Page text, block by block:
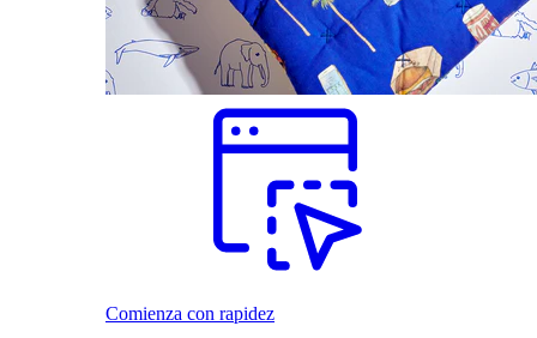
Comienza con rapidez